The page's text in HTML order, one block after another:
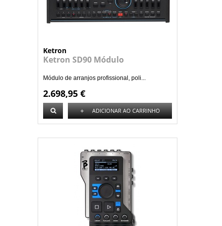
Ketron
Ketron SD90 Módulo
Módulo de arranjos profissional, poli...
2.698,95 €
+ ADICIONAR AO CARRINHO